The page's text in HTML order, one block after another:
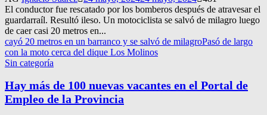
El conductor fue rescatado por los bomberos después de atravesar el
guardarraíl. Resultó ileso. Un motociclista se salvó de milagro luego
de caer casi 20 metros en...
cayó 20 metros en un barranco y se salvó de milagroPasó de largo
con la moto cerca del dique Los Molinos
Sin categoría
Hay más de 100 nuevas vacantes en el Portal de
Empleo de la Provincia